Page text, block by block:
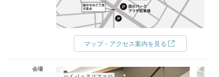
マップ・アクセス案内を見る
会場